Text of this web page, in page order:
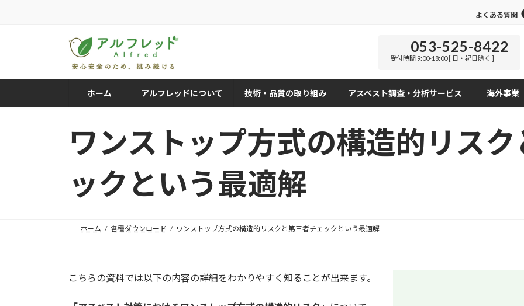
へ
キ
ョ
に
よくある質問
053-525-8422
受付時間 9:00-18:00 [ 日・祝日除く ]
ホーム アルフレッドについて 技術・品質の取り組み アスベスト調査・分析サービス 海外事業
ワンストップ方式の構造的リス
ックという最適解
ホーム 各種ダウンロード ワンストップ方式の構造的リスクと第三者チェックという最適解
こちらの資料では以下の内容の詳細をわかりやすく知ることが出来ます。